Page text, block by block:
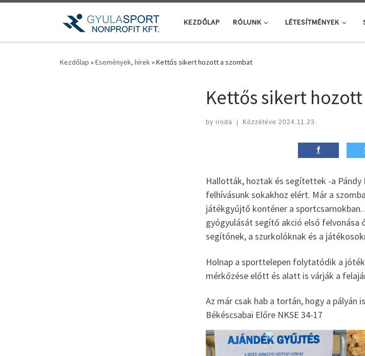
Teljes tartalom megjelenítése
KEZDŐLAP RÓLUNK LÉTESÍTMÉNYEK
Kezdőlap »Események, hírek»Kettős sikert hozott a szombat
Kettős sikert
by iroda | Közzétéve 2024.11.23.
Hallották, hoztak és segítettek -a
felhívásunk sokakhoz elért. Már a
játékgyűjtő konténer a sportcsarnokban.
gyógyulását segítő akció első felvonása
segítőnek, a szurkolóknak és a
Holnap a sporttelepen folytatódik a
mérkőzése előtt és alatt is várják a
Az már csak hab a tortán, hogy a
Békéscsabai Előre NKSE 34-17